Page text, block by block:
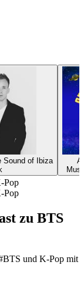
Sound of Ibiza
Pop
Pop
zu BTS
und K-Pop mit